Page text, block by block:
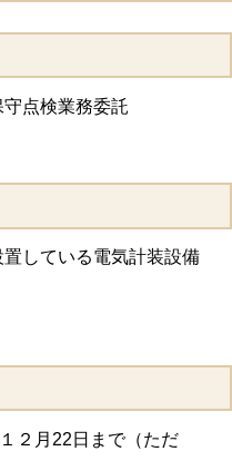
点検業務委託
している電気計装設備
２月22日まで（ただ